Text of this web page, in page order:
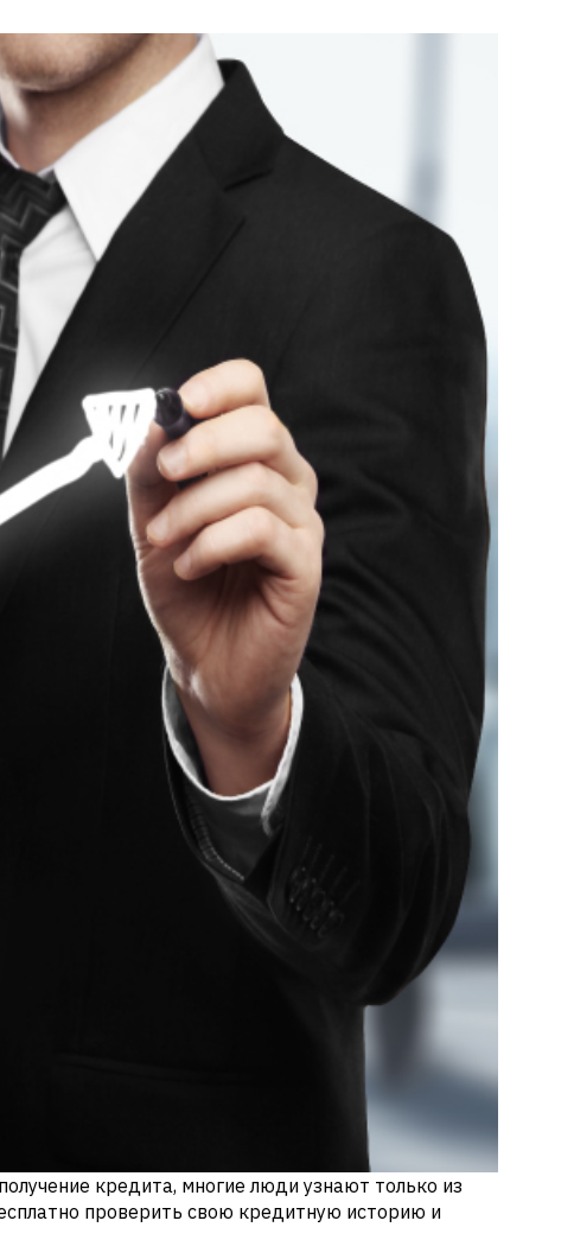
кредита, многие люди узнают только из
проверить свою кредитную историю и